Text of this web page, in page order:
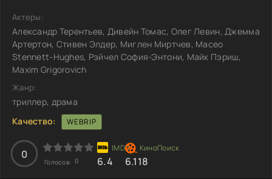
Актеры:
Александр Терентьев, Дивейн Томас, Олег Левин, Джемма
Артертон, Стивен Элдер, Миглен Миртчев, Maceo
Stennett-Hughes, Рэйчел София-Энтони, Майк Пэриш,
Maxim Grigorovich
Жанр:
триллер, драма
Качество:
WEBRIP
0
Голосов: 0 6.4 6.118